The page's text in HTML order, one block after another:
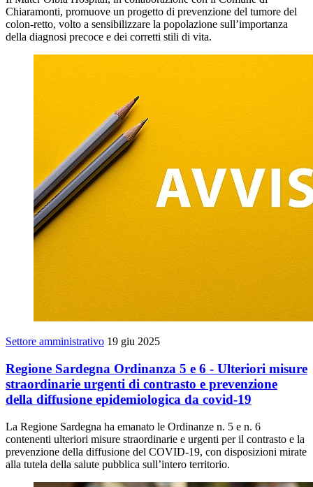
Chiaramonti, promuove un progetto di prevenzione del tumore del
colon-retto, volto a sensibilizzare la popolazione sull’importanza
della diagnosi precoce e dei corretti stili di vita.
Settore amministrativo 19 giu 2025
Regione Sardegna Ordinanza 5 e 6 - Ulteriori misure
straordinarie urgenti di contrasto e prevenzione
della diffusione epidemiologica da covid-19
La Regione Sardegna ha emanato le Ordinanze n. 5 e n. 6
contenenti ulteriori misure straordinarie e urgenti per il contrasto e la
prevenzione della diffusione del COVID-19, con disposizioni mirate
alla tutela della salute pubblica sull’intero territorio.